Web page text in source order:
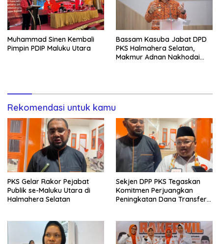
Muhammad Sinen Kembali
Pimpin PDIP Maluku Utara
Bassam Kasuba Jabat DPD
PKS Halmahera Selatan,
Makmur Adnan Nakhodai
Rekomendasi untuk kamu
PKS Gelar Rakor Pejabat
Publik se-Maluku Utara di
Halmahera Selatan
Sekjen DPP PKS Tegaskan
Komitmen Perjuangkan
Peningkatan Dana Transfer